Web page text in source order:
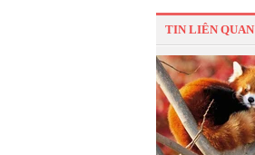
TIN LIÊN QUAN